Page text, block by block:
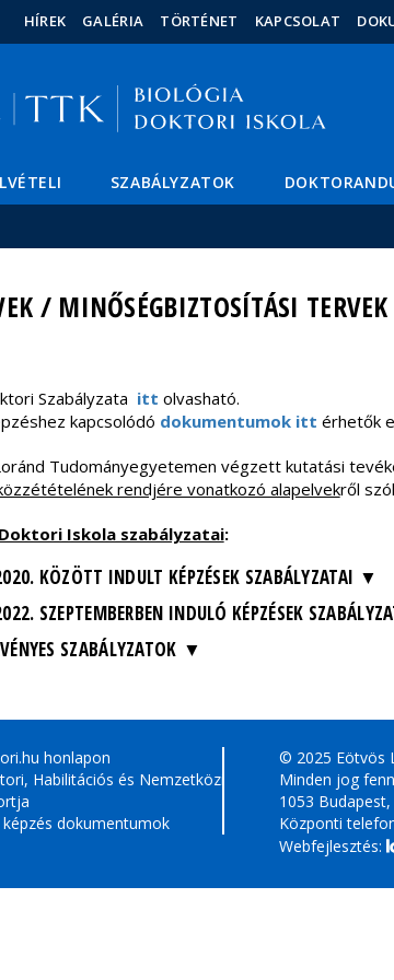
Hírek
Események
ELTE a
HÍREK GALÉRIA TÖRTÉNET KAPCSOLAT
SZABÁLYZATOK
/ MINŐSÉGBIZTOSÍTÁSI TERVEK
Szabályzata itt olvasható.
kapcsolódó dokumentumok itt érhetők
Tudományegyetemen végzett kutatási
rendjére vonatkozó alapelvekről
Iskola szabályzatai:
KÖZÖTT INDULT KÉPZÉSEK SZABÁLYZATAI
SZEPTEMBERBEN INDULÓ KÉPZÉSEK
SZABÁLYZATOK
honlapon
Habilitációs és Nemzetközi
képzés dokumentumok
© 2025 Eötvös
Minden jog
1053
Központi
Webfejlesztés: